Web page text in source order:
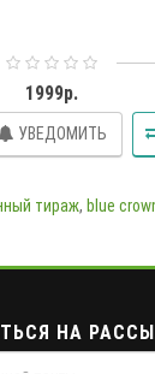
1999р.
УВЕДОМИТЬ
тираж, blue
НА